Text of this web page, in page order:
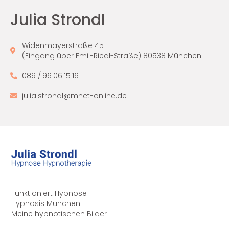
Julia Strondl
Widenmayerstraße 45
(Eingang über Emil-Riedl-Straße) 80538 München
089 / 96 06 15 16
julia.strondl@mnet-online.de
Funktioniert Hypnose
Hypnosis München
Meine hypnotischen Bilder